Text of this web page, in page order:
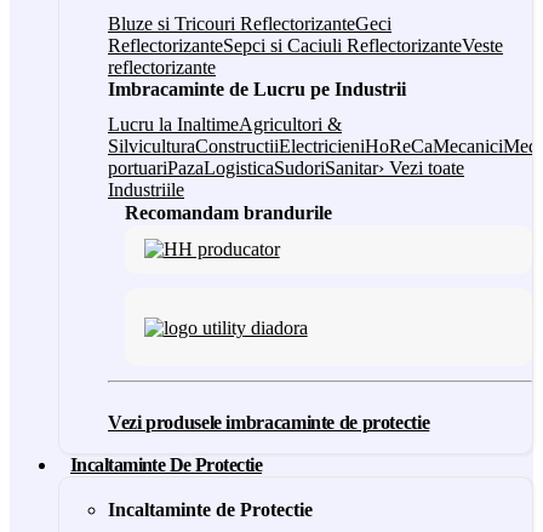
Bluze si Tricouri ReflectorizanteGeci
ReflectorizanteSepci si Caciuli ReflectorizanteVeste
reflectorizante
Imbracaminte de Lucru pe Industrii
Lucru la InaltimeAgricultori &
SilviculturaConstructiiElectricieniHoReCaMecanici
portuariPazaLogisticaSudoriSanitar› Vezi toate
Industriile
Recomandam brandurile
Vezi produsele imbracaminte de protectie
Incaltaminte De Protectie
Incaltaminte de Protectie